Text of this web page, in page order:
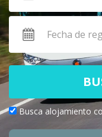
Busca alojamiento